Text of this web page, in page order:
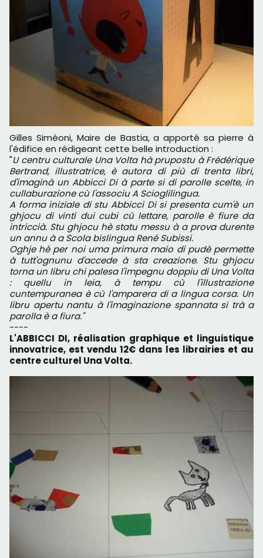
Gilles Siméoni, Maire de Bastia, a apporté sa pierre à
l'édifice en rédigeant cette belle introduction :
"U centru culturale Una Volta hà prupostu à Frédérique
Bertrand, illustratrice, è autora di più di trenta libri,
d'imaginà un Abbicci Di à parte si di parolle scelte, in
cullaburazione cù l'associu A Scioglilingua.
A forma iniziale di stu Abbicci Di si presenta cum'è un
ghjocu di vinti dui cubi cù lettare, parolle è fiure da
intriccià. Stu ghjocu hè statu messu à a prova durente
un annu à a Scola bislingua René Subissi.
Oghje hè per noi uma primura maio di pudè permette
à tutt'ognunu d'accede à sta creazione. Stu ghjocu
torna un libru chi palesa l'impegnu doppiu di Una Volta
: quellu in leia, à tempu cù l'illustrazione
cuntempuranea è cù l'amparera di a lingua corsa. Un
libru apertu nantu à l'imaginazione spannata si trà a
parolla è a fiura."
----
L'ABBICCI DI, réalisation graphique et linguistique
innovatrice, est vendu 12€ dans les librairies et au
centre culturel Una Volta.